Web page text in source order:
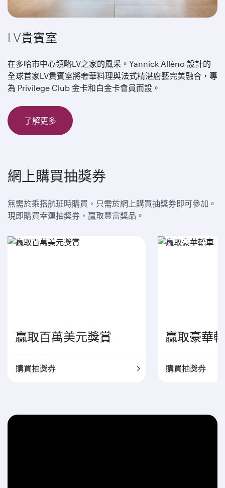
LV貴賓室
在多哈市中心領略LV之家的風采。Yannick Alléno 設計的
全球首家LV貴賓室將奢華料理與法式精湛廚藝完美融合，專
為 Privilege Club 金卡和白金卡會員而設。
了解更多
網上購買抽獎券
無需於乘搭航班時購買，只需於網上購買抽獎券即可參加。
現即購買幸運抽獎券，贏取豐富獎品。
贏取百萬美元獎賞
購買抽獎券
贏取豪華
購買抽獎券